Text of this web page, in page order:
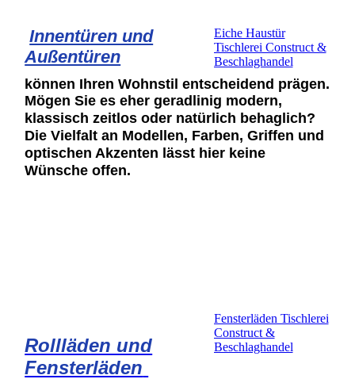
Eiche Haustür
Tischlerei Construct &
Beschlaghandel
Innentüren und
Außentüren
können Ihren Wohnstil entscheidend prägen.
Mögen Sie es eher geradlinig modern,
klassisch zeitlos oder natürlich behaglich?
Die Vielfalt an Modellen, Farben, Griffen und
optischen Akzenten lässt hier keine
Wünsche offen.
Fensterläden Tischlerei
Construct &
Beschlaghandel
Rollläden und
Fensterläden